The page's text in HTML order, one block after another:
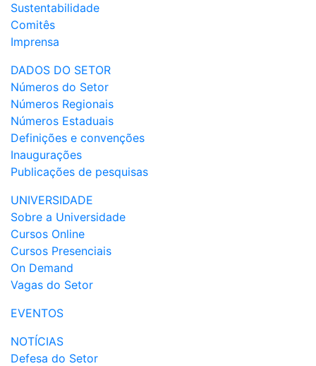
Sustentabilidade
Comitês
Imprensa
DADOS DO SETOR
Números do Setor
Números Regionais
Números Estaduais
Definições e convenções
Inaugurações
Publicações de pesquisas
UNIVERSIDADE
Sobre a Universidade
Cursos Online
Cursos Presenciais
On Demand
Vagas do Setor
EVENTOS
NOTÍCIAS
Defesa do Setor